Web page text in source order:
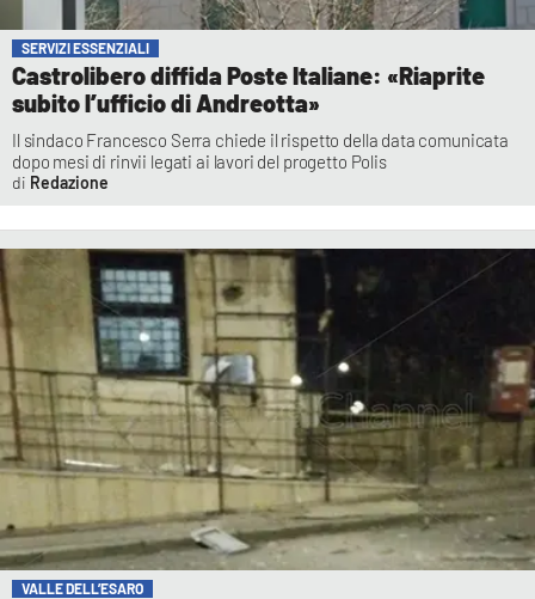
SERVIZI ESSENZIALI
Castrolibero diffida Poste Italiane: «Riaprite
subito l’ufficio di Andreotta»
Il sindaco Francesco Serra chiede il rispetto della data comunicata
dopo mesi di rinvii legati ai lavori del progetto Polis
Redazione
VALLE DELL’ESARO